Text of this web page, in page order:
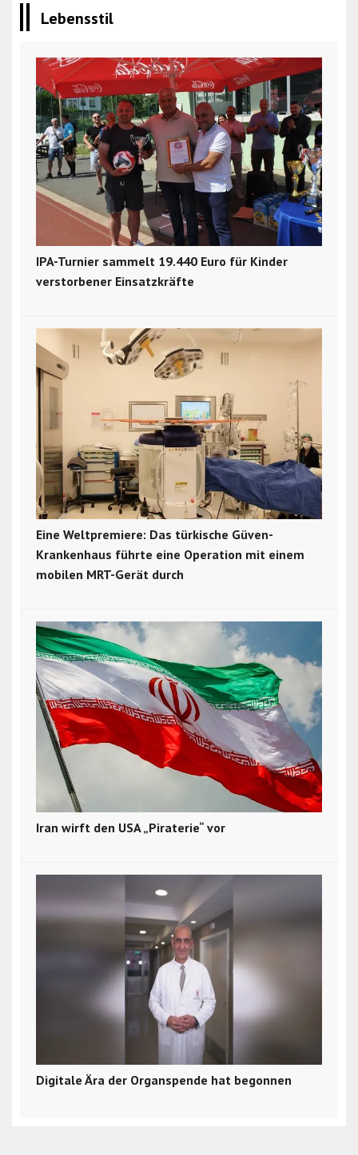
Lebensstil
IPA-Turnier sammelt 19.440 Euro für Kinder
verstorbener Einsatzkräfte
Eine Weltpremiere: Das türkische Güven-
Krankenhaus führte eine Operation mit einem
mobilen MRT-Gerät durch
Iran wirft den USA „Piraterie“ vor
Digitale Ära der Organspende hat begonnen